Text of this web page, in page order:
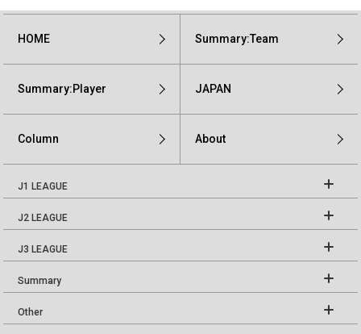
HOME Summary:Team
Summary:Player JAPAN
Column About
J1 LEAGUE
J2 LEAGUE
J3 LEAGUE
Summary
Other